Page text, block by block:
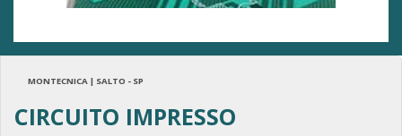
MONTECNICA | SALTO - SP
CIRCUITO IMPRESSO